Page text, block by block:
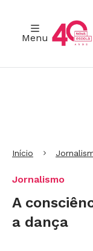
Menu
Início
Jornalismo
A
a dança